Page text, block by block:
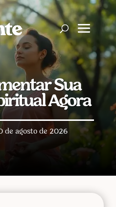
Sua
Agora
de agosto de 2026